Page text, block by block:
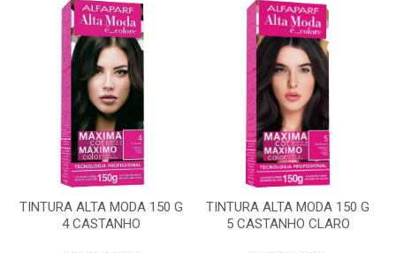
TINTURA ALTA MODA 150 G
4 CASTANHO
TINTURA ALTA MODA 150 G
5 CASTANHO CLARO